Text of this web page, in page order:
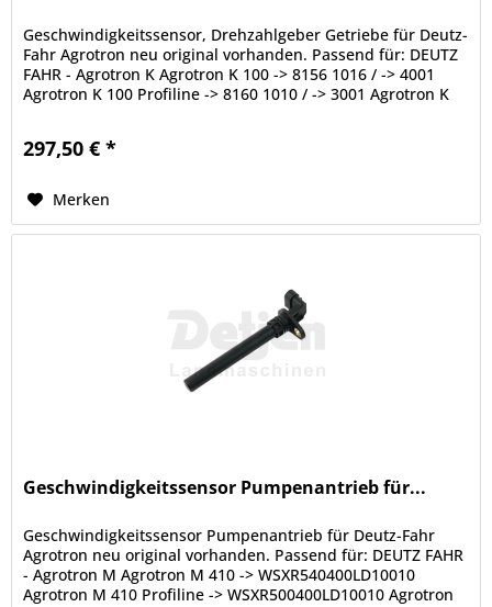
Geschwindigkeitssensor, Drehzahlgeber Getriebe für Deutz-
Fahr Agrotron neu original vorhanden. Passend für: DEUTZ
FAHR - Agrotron K Agrotron K 100 -> 8156 1016 / -> 4001
Agrotron K 100 Profiline -> 8160 1010 / -> 3001 Agrotron K
297,50 € *
Merken
Geschwindigkeitssensor Pumpenantrieb für...
Geschwindigkeitssensor Pumpenantrieb für Deutz-Fahr
Agrotron neu original vorhanden. Passend für: DEUTZ FAHR
- Agrotron M Agrotron M 410 -> WSXR540400LD10010
Agrotron M 410 Profiline -> WSXR500400LD10010 Agrotron